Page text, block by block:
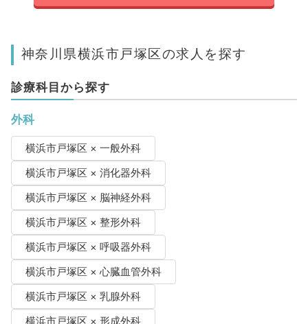
神奈川県横浜市戸塚区の求人を探す
診療科目から探す
外科
横浜市戸塚区 × 一般外科
横浜市戸塚区 × 消化器外科
横浜市戸塚区 × 脳神経外科
横浜市戸塚区 × 整形外科
横浜市戸塚区 × 呼吸器外科
横浜市戸塚区 × 心臓血管外科
横浜市戸塚区 × 乳腺外科
横浜市戸塚区 × 形成外科